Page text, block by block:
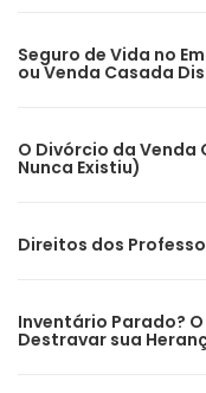
Seguro de Vida no
ou Venda Casada
O Divórcio da Venda
Nunca Existiu)
Direitos dos
Inventário Parado?
Destravar sua